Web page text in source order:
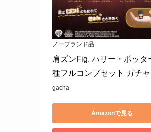
ノーブランド品
肩ズンFig. ハリー・ポッタ
種フルコンプセット ガチャ
gacha
Amazonで見る